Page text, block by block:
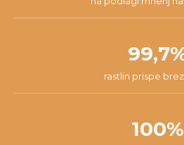
rastlin prispe
100%